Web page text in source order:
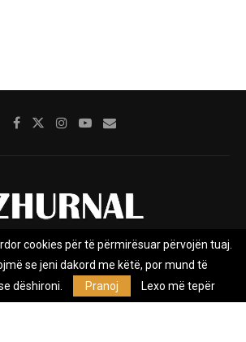
Impresumi Marketing
Kontakt
Privacy Policy
e Lajmeve e pavarur, e themeluar në vitin
cookies për të përmirësuar përvojën tuaj.
se jeni dakord me këtë, por mund të
dëshironi.
Pranoj Lexo më tepër